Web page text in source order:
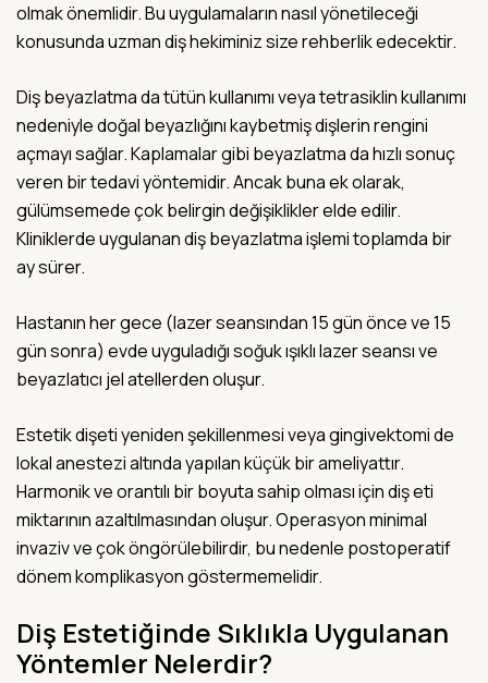
olmak önemlidir. Bu uygulamaların nasıl yönetileceği
konusunda uzman diş hekiminiz size rehberlik edecektir.
Diş beyazlatma da tütün kullanımı veya tetrasiklin kullanımı
nedeniyle doğal beyazlığını kaybetmiş dişlerin rengini
açmayı sağlar. Kaplamalar gibi beyazlatma da hızlı sonuç
veren bir tedavi yöntemidir. Ancak buna ek olarak,
gülümsemede çok belirgin değişiklikler elde edilir.
Kliniklerde uygulanan diş beyazlatma işlemi toplamda bir
ay sürer.
Hastanın her gece (lazer seansından 15 gün önce ve 15
gün sonra) evde uyguladığı soğuk ışıklı lazer seansı ve
beyazlatıcı jel atellerden oluşur.
Estetik dişeti yeniden şekillenmesi veya gingivektomi de
lokal anestezi altında yapılan küçük bir ameliyattır.
Harmonik ve orantılı bir boyuta sahip olması için diş eti
miktarının azaltılmasından oluşur. Operasyon minimal
invaziv ve çok öngörülebilirdir, bu nedenle postoperatif
dönem komplikasyon göstermemelidir.
Diş Estetiğinde Sıklıkla Uygulanan
Yöntemler Nelerdir?